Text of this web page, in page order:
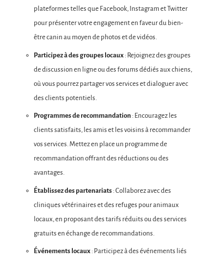
plateformes telles que Facebook, Instagram et Twitter
pour présenter votre engagement en faveur du bien-
être canin au moyen de photos et de vidéos.
Participez à des groupes locaux : Rejoignez des groupes
de discussion en ligne ou des forums dédiés aux chiens,
où vous pourrez partager vos services et dialoguer avec
des clients potentiels.
Programmes de recommandation : Encouragez les
clients satisfaits, les amis et les voisins à recommander
vos services. Mettez en place un programme de
recommandation offrant des réductions ou des
avantages.
Établissez des partenariats : Collaborez avec des
cliniques vétérinaires et des refuges pour animaux
locaux, en proposant des tarifs réduits ou des services
gratuits en échange de recommandations.
Événements locaux : Participez à des événements liés